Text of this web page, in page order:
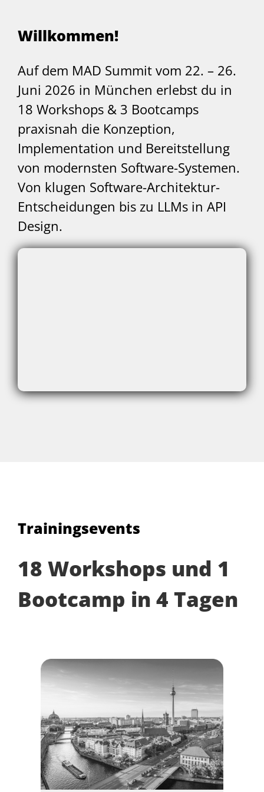
Willkommen!
Auf dem MAD Summit vom 22. – 26.
Juni 2026 in München erlebst du in
18 Workshops & 3 Bootcamps
praxisnah die Konzeption,
Implementation und Bereitstellung
von modernsten Software-Systemen.
Von klugen Software-Architektur-
Entscheidungen bis zu LLMs in API
Design.
Trainingsevents
18 Workshops und 1
Bootcamp in 4 Tagen